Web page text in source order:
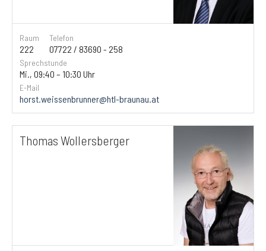
Raum
222
Telefon
07722 / 83690 - 258
Sprechstunde
Mi., 09:40 – 10:30 Uhr
E-Mail
horst.weissenbrunner@htl-braunau.at
Thomas Wollersberger